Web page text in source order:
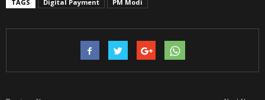
TAGS Digital Payment PM Modi